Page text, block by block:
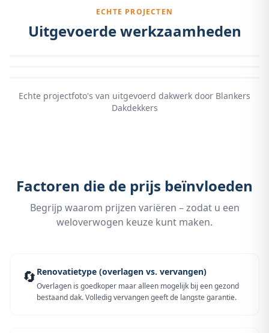
ECHTE PROJECTEN
Uitgevoerde werkzaamheden
Echte projectfoto's van uitgevoerd dakwerk door Blankers
Dakdekkers
Factoren die de prijs beïnvloeden
Begrijp waarom prijzen variëren – zodat u een
weloverwogen keuze kunt maken.
🔄 Renovatietype (overlagen vs. vervangen)
Overlagen is goedkoper maar alleen mogelijk bij een gezond
bestaand dak. Volledig vervangen geeft de langste garantie.